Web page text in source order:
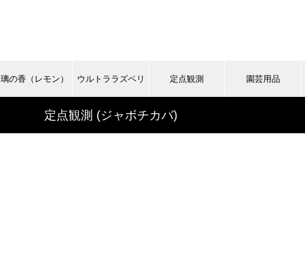
璃の香（レモン） ウルトララズベリ
ー
定点観測 園芸用品
定点観測 (ジャボチカバ)